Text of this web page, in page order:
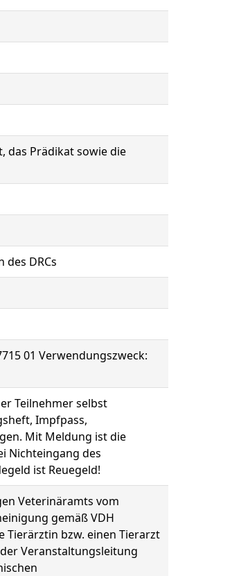
das Prädikat sowie die
DRCs
01 Verwendungszweck:
Teilnehmer selbst
Impfpass,
Mit Meldung ist die
Nichteingang des
ist Reuegeld!
Veterinäramts vom
gemäß VDH
Tierärztin bzw. einen Tierarzt
Veranstaltungsleitung